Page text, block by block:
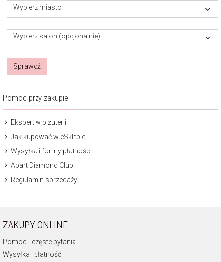
Wybierz miasto
Wybierz salon (opcjonalnie)
Sprawdź
Pomoc przy zakupie
Ekspert w biżuterii
Jak kupować w eSklepie
Wysyłka i formy płatności
Apart Diamond Club
Regulamin sprzedaży
ZAKUPY ONLINE
Pomoc - częste pytania
Wysyłka i płatność